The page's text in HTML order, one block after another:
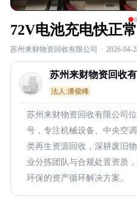
72V电池充电快正
苏州来财物资回收有限公司 · 2026-04-
苏州来财物资回收
法人:潘俊峰
苏州来财物资回收有限公司
号，专注机械设备、中央空
类再生资源回收，深耕废旧
业分拣团队与合规处置资质
环保的资产循环解决方案。